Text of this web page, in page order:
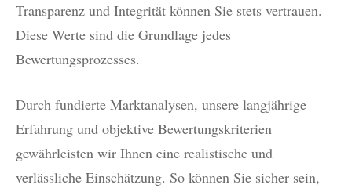
Transparenz und Integrität können Sie stets vertrauen.
Diese Werte sind die Grundlage jedes
Bewertungsprozesses.
Durch fundierte Marktanalysen, unsere langjährige
Erfahrung und objektive Bewertungskriterien
gewährleisten wir Ihnen eine realistische und
verlässliche Einschätzung. So können Sie sicher sein,